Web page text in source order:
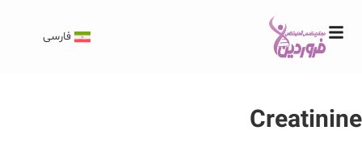
فارسی
Creatinine